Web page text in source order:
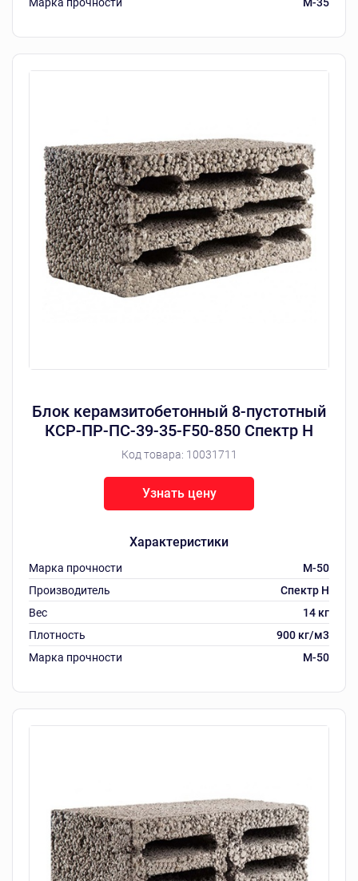
Блок керамзитобетонный 8-пустотный
КСР-ПР-ПС-39-35-F50-850 Спектр Н
Код товара: 10031711
Характеристики
Марка прочности
M-50
Производитель
Спектр Н
Вес
14 кг
Плотность
900 кг/м3
Марка прочности
M-50
Узнать цену